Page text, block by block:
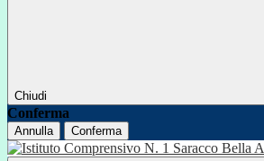
Chiudi
Conferma
Annulla Conferma